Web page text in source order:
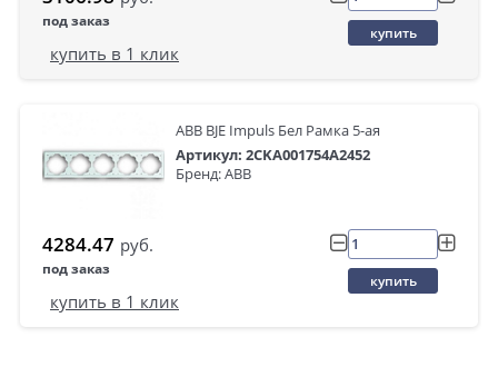
под заказ
купить
купить в 1 клик
ABB BJE Impuls Бел Рамка 5-ая
Артикул: 2CKA001754A2452
Бренд: ABB
4284.47 руб.
под заказ
купить
купить в 1 клик